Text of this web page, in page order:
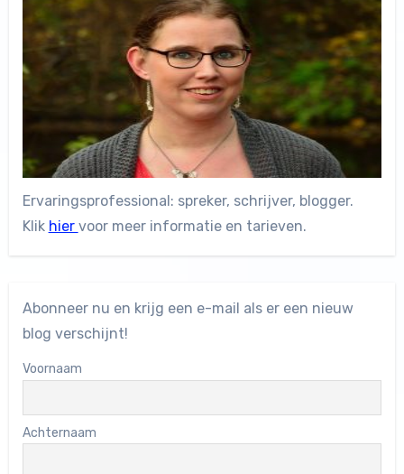
Ervaringsprofessional: spreker, schrijver, blogger.
Klik hier voor meer informatie en tarieven.
Abonneer nu en krijg een e-mail als er een nieuw
blog verschijnt!
Voornaam
Achternaam